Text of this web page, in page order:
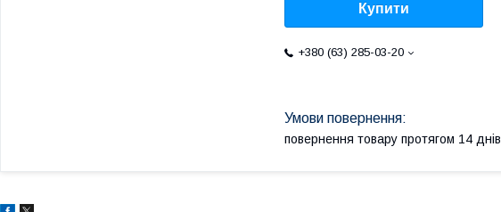
Купити
+380 (63) 285-03-20
повернення товару протягом 14 днів